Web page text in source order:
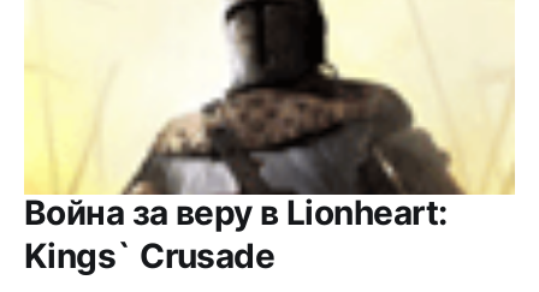
Война за веру в Lionheart:
Kings` Crusade